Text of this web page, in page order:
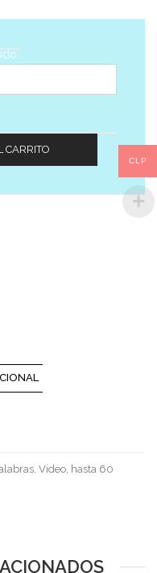
CARRITO
Video, hasta 60
CLP